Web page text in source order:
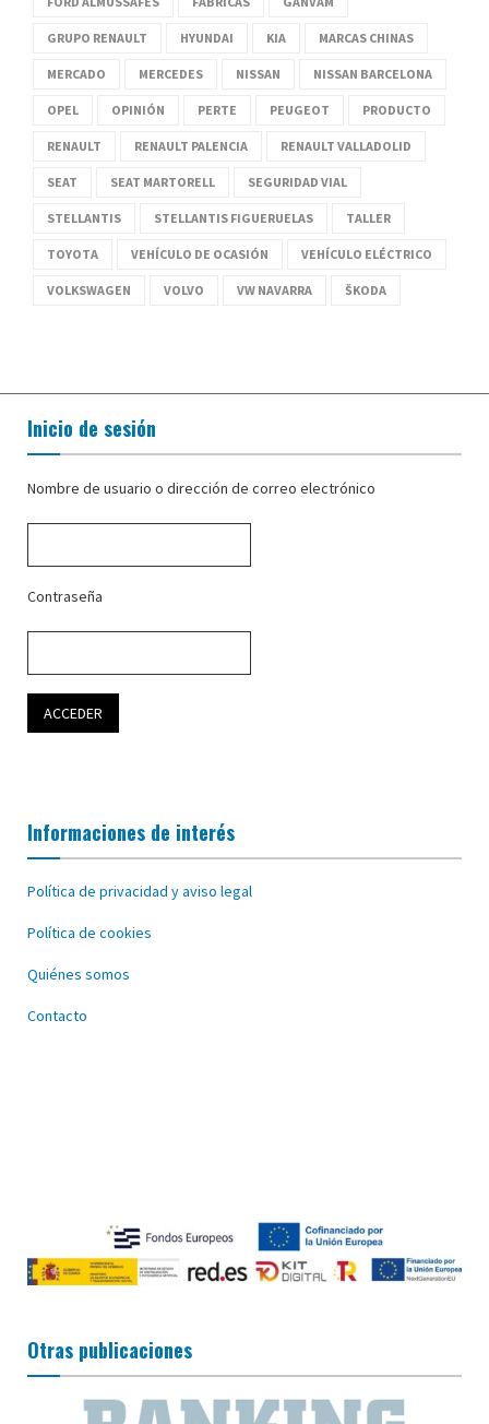
GRUPO RENAULT HYUNDAI KIA MARCAS CHINAS
MERCADO MERCEDES NISSAN NISSAN BARCELONA
OPEL OPINIÓN PERTE PEUGEOT PRODUCTO
RENAULT RENAULT PALENCIA RENAULT VALLADOLID
SEAT SEAT MARTORELL SEGURIDAD VIAL
STELLANTIS STELLANTIS FIGUERUELAS TALLER
TOYOTA VEHÍCULO DE OCASIÓN VEHÍCULO ELÉCTRICO
VOLKSWAGEN VOLVO VW NAVARRA ŠKODA
Inicio de sesión
Nombre de usuario o dirección de correo electrónico
Contraseña
Informaciones de interés
Política de privacidad y aviso legal
Política de cookies
Quiénes somos
Contacto
Otras publicaciones